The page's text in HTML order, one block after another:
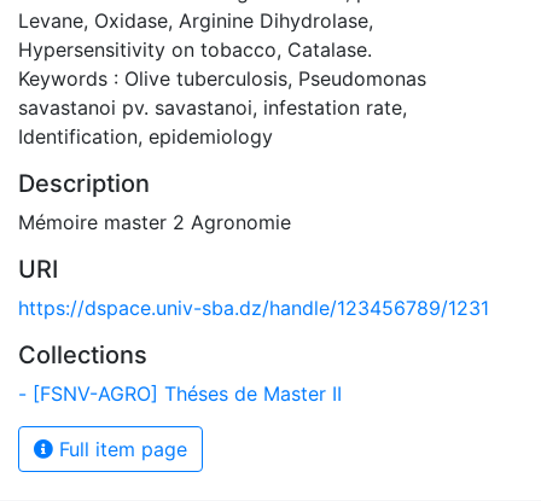
Levane, Oxidase, Arginine Dihydrolase,
Hypersensitivity on tobacco, Catalase.
Keywords : Olive tuberculosis, Pseudomonas
savastanoi pv. savastanoi, infestation rate,
Identification, epidemiology
Description
Mémoire master 2 Agronomie
URI
https://dspace.univ-sba.dz/handle/123456789/1231
Collections
- [FSNV-AGRO] Théses de Master II
Full item page